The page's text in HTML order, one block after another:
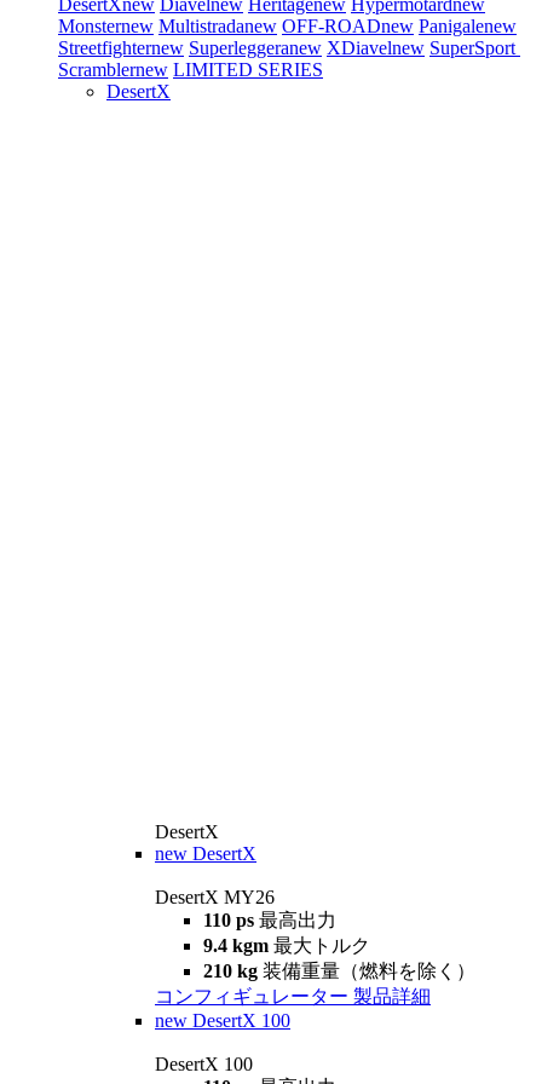
DesertXnew Diavelnew Heritagenew Hypermotardnew
Monsternew Multistradanew OFF-ROADnew Panigalenew
Streetfighternew Superleggeranew XDiavelnew SuperSport
Scramblernew LIMITED SERIES
DesertX
DesertX
new DesertX
DesertX MY26
110 ps 最高出力
9.4 kgm 最大トルク
210 kg 装備重量（燃料を除く）
コンフィギュレーター 製品詳細
new DesertX 100
DesertX 100